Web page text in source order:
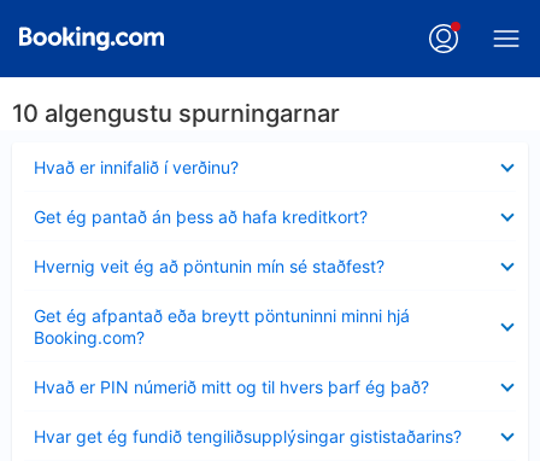
10 algengustu spurningarnar
Hvað er innifalið í verðinu?
sýnt
Get ég pantað án þess að hafa kreditkort?
sýnt
Hvernig veit ég að pöntunin mín sé staðfest?
sýnt
Get ég afpantað eða breytt pöntuninni minni hjá
Booking.com?
sýnt
Hvað er PIN númerið mitt og til hvers þarf ég það?
sýnt
Hvar get ég fundið tengiliðsupplýsingar gististaðarins?
sýnt